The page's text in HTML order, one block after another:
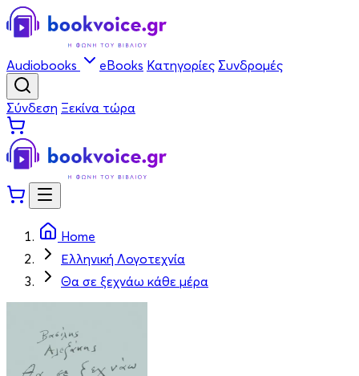
Audiobooks eBooks Κατηγορίες Συνδρομές
Σύνδεση Ξεκίνα τώρα
Home
Ελληνική Λογοτεχνία
Θα σε ξεχνάω κάθε μέρα